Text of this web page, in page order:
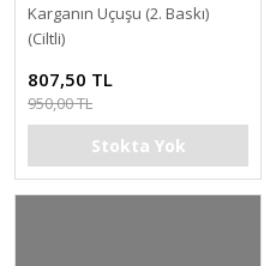
Karganın Uçuşu (2. Baskı)
(Ciltli)
807,50 TL
950,00 TL
Stokta Yok